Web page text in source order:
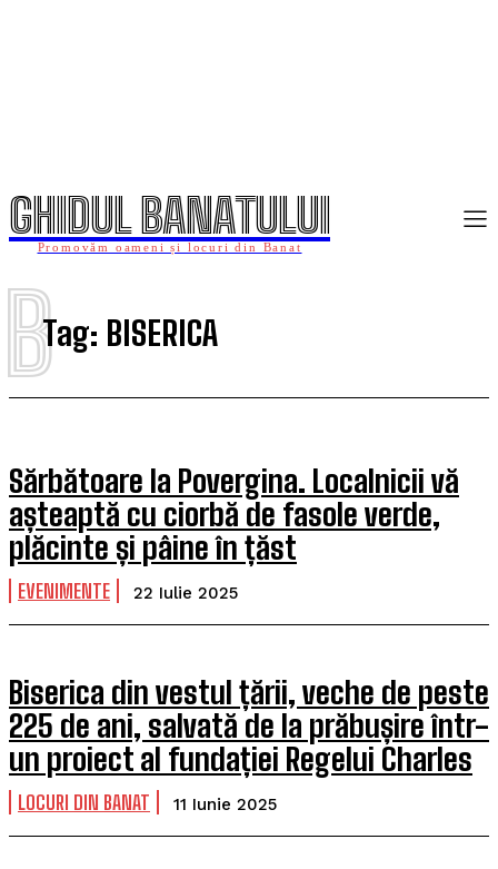
GHIDUL BANATULUI
Promovăm oameni și locuri din Banat
Tag: BISERICA
B
Sărbătoare la Povergina. Localnicii vă
așteaptă cu ciorbă de fasole verde,
plăcinte și pâine în țăst
EVENIMENTE 22 Iulie 2025
Biserica din vestul țării, veche de peste
225 de ani, salvată de la prăbușire într-
un proiect al fundației Regelui Charles
LOCURI DIN BANAT 11 Iunie 2025